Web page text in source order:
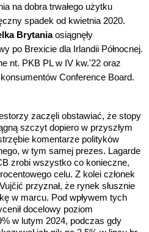
na dobra trwałego użytku
spadek od kwietnia 2020.
Brytania osiągnęły
po Brexicie dla Irlandii Północnej.
nt. PKB PL w IV kw.'22 oraz
Conference Board.
zaczęli obstawiać, że stopy
szczyt dopiero w przyszłym
komentarze polityków
w tym samej prezes. Lagarde
zrobi wszystko co konieczne,
celu. Z kolei członek
przyznał, że rynek słusznie
w marcu. Pod wpływem tych
docelowy poziom
w lutym 2024, podczas gdy